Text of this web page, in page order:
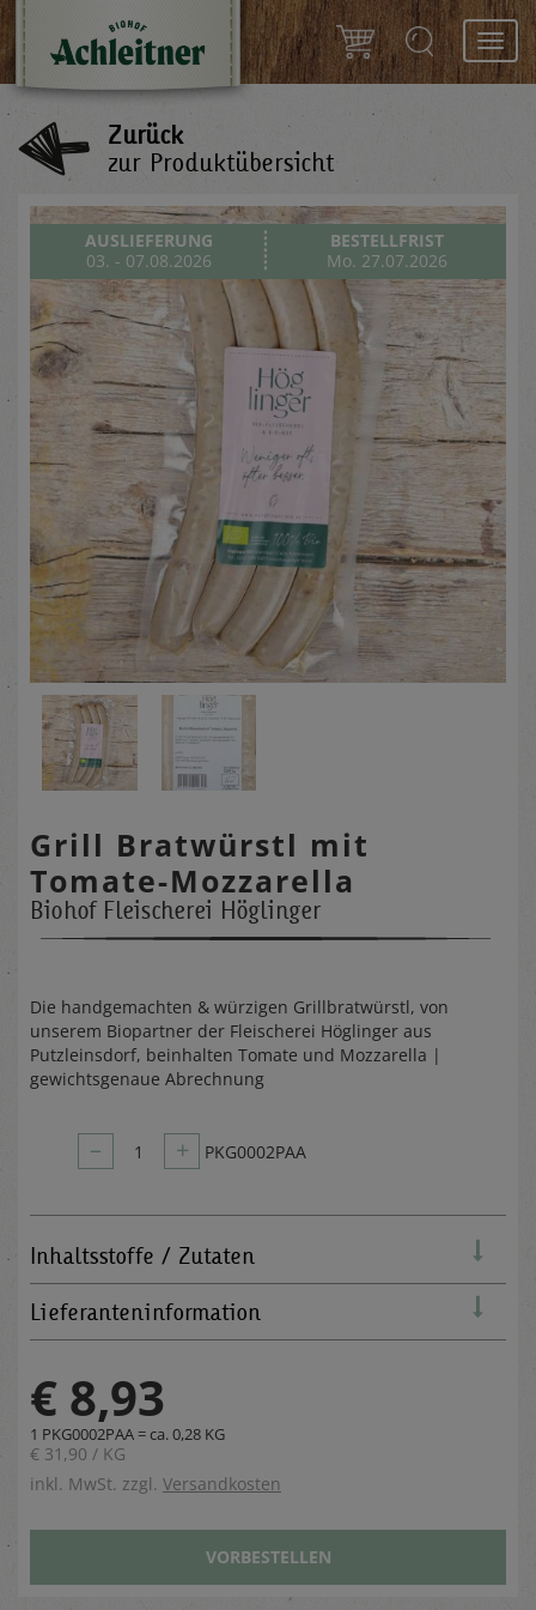
Zurück
zur Produktübersicht
AUSLIEFERUNG
03. - 07.08.2026
BESTELLFRIST
Mo. 27.07.2026
Grill Bratwürstl mit
Tomate-Mozzarella
Biohof Fleischerei Höglinger
Die handgemachten & würzigen Grillbratwürstl, von
unserem Biopartner der Fleischerei Höglinger aus
Putzleinsdorf, beinhalten Tomate und Mozzarella |
gewichtsgenaue Abrechnung
– 1 + PKG0002PAA
Inhaltsstoffe / Zutaten
Lieferanteninformation
€ 8,93
1 PKG0002PAA = ca. 0,28 KG
€ 31,90 / KG
inkl. MwSt. zzgl. Versandkosten
VORBESTELLEN